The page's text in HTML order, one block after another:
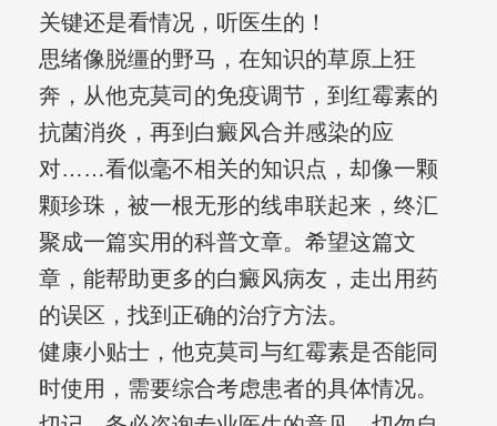
关键还是看情况，听医生的！
思绪像脱缰的野马，在知识的草原上狂
奔，从他克莫司的免疫调节，到红霉素的
抗菌消炎，再到白癜风合并感染的应
对……看似毫不相关的知识点，却像一颗
颗珍珠，被一根无形的线串联起来，终汇
聚成一篇实用的科普文章。希望这篇文
章，能帮助更多的白癜风病友，走出用药
的误区，找到正确的治疗方法。
健康小贴士，他克莫司与红霉素是否能同
时使用，需要综合考虑患者的具体情况。